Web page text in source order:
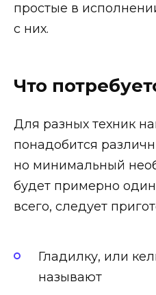
простые в
с них.
Что
Для разных техник
понадобится
но минимальный
будет примерно
всего, следует
Гладилку, или
называют